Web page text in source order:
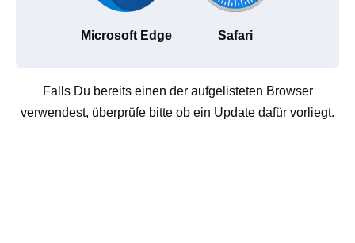
Microsoft Edge Safari
Falls Du bereits einen der aufgelisteten Browser
verwendest, überprüfe bitte ob ein Update dafür vorliegt.